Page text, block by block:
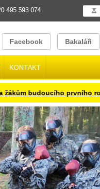
495 593 074
Facebook Bakaláři
KONTAKT
budoucího prvního ročníku